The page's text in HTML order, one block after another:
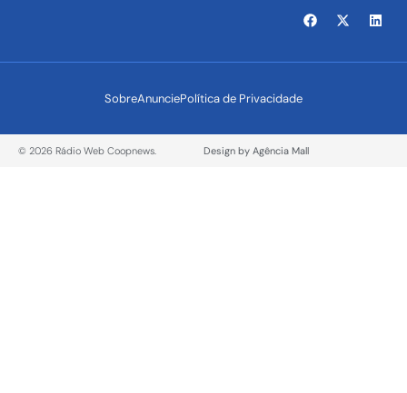
SobreAnunciePolítica de Privacidade
© 2026 Rádio Web Coopnews. Design by Agência Mall